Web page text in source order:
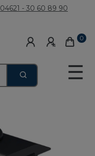
04621 - 30 60 89 90
0
☰